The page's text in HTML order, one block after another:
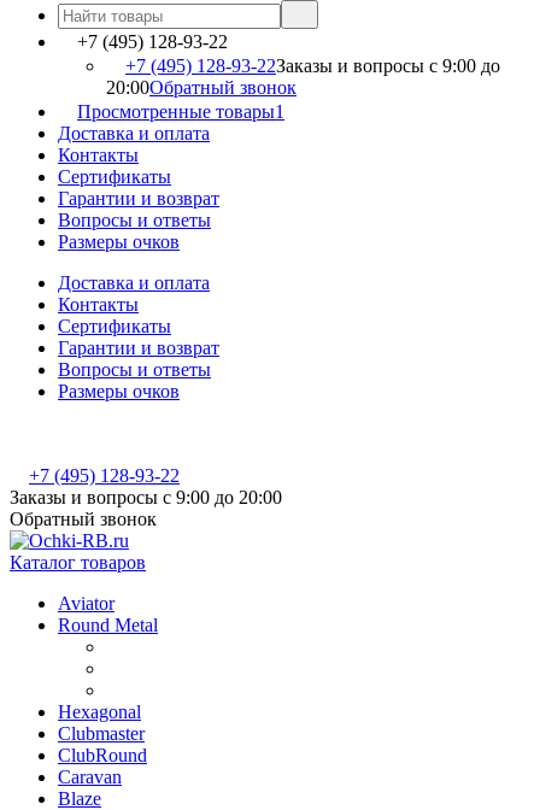
+7 (495) 128-93-22
+7 (495) 128-93-22Заказы и вопросы с 9:00 до
20:00Обратный звонок
Просмотренные товары1
Доставка и оплата
Контакты
Сертификаты
Гарантии и возврат
Вопросы и ответы
Размеры очков
Доставка и оплата
Контакты
Сертификаты
Гарантии и возврат
Вопросы и ответы
Размеры очков
+7 (495) 128-93-22
Заказы и вопросы с 9:00 до 20:00
Обратный звонок
Каталог товаров
Aviator
Round Metal
Hexagonal
Clubmaster
ClubRound
Caravan
Blaze